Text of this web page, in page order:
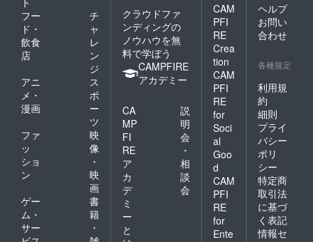
フー
ド・
飲食
店
チ
ャ
レ
ン
ジ
アニ
メ・
漫画
ス
ポ
ー
ツ
ファ
ッ
ショ
ン
映
像
・
映
画
ゲー
ム・
サー
書
籍
・
クラウドファ
ンディングの
ノウハウを無
料で学ぼう
CAMPFIRE
アカデミー
CA
MP
FI
RE
ア
カ
デ
ミ
ー
と
説
明
会
・
相
談
会
CAM
PFI
RE
Crea
tion
CAM
PFI
RE
for
Soci
al
Goo
d
CAM
PFI
RE
for
Ente
ヘルプ
お問い
合わせ
各種規定
利用規
約
細則
プライ
バシー
ポリ
シー
特定商
取引法
に基づ
く表記
情報セ